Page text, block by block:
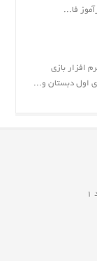
افزار بازى
اول دبستان و...